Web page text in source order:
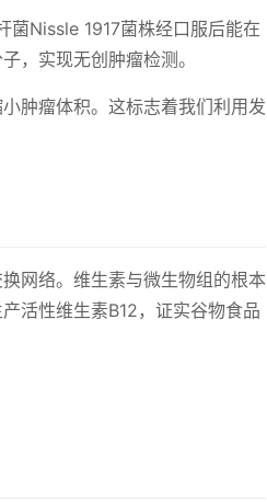
菌Nissle 1917菌株经口服后能在
，实现无创肿瘤检测。
肿瘤体积。这标志着我们利用发
网络。维生素与微生物组的根本
活性维生素B12，证实谷物食品